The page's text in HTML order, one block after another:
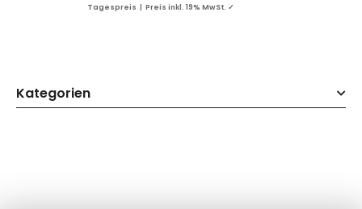
Tagespreis | Preis inkl. 19% MwSt. ✓
Kategorien